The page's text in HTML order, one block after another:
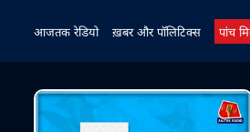
आजतक रेडियो ख़बर और पॉलिटिक्स पांच